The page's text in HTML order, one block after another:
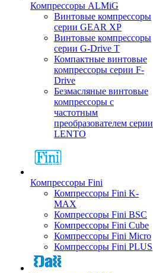
Компрессоры ALMiG
Винтовые компрессоры
серии GEAR XP
Винтовые компрессоры
серии G-Drive T
Компактные винтовые
компрессоры серии F-
Drive
Безмасляные винтовые
компрессоры с
частотным
преобразователем серии
LENTO
Компрессоры Fini
Компрессоры Fini K-
MAX
Компрессоры Fini BSC
Компрессоры Fini Cube
Компрессоры Fini Micro
Компрессоры Fini PLUS